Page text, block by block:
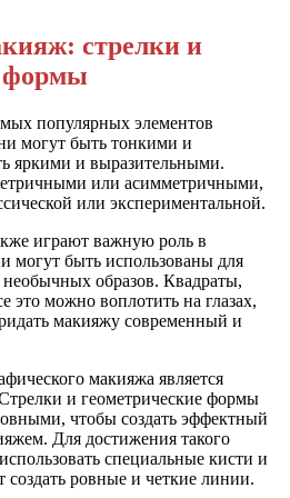
стрелки и
формы
популярных элементов
могут быть тонкими и
яркими и выразительными.
или асимметричными,
или экспериментальной.
играют важную роль в
могут быть использованы для
образов. Квадраты,
это можно воплотить на глазах,
макияжу современный и
макияжа является
и геометрические формы
чтобы создать эффектный
Для достижения такого
специальные кисти и
ровные и четкие линии.